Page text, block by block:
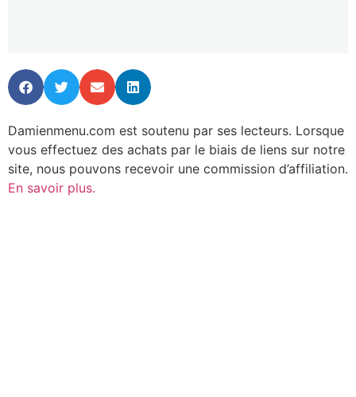
Damienmenu.com est soutenu par ses lecteurs. Lorsque
vous effectuez des achats par le biais de liens sur notre
site, nous pouvons recevoir une commission d’affiliation.
En savoir plus.